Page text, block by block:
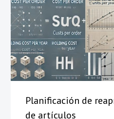
Planificación de
de artículos